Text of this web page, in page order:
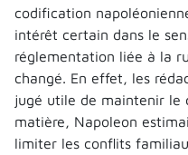
codification
intérêt certain dans le
réglementation liée à la
changé. En effet, les
jugé utile de maintenir le
matière, Napoleon
limiter les conflits